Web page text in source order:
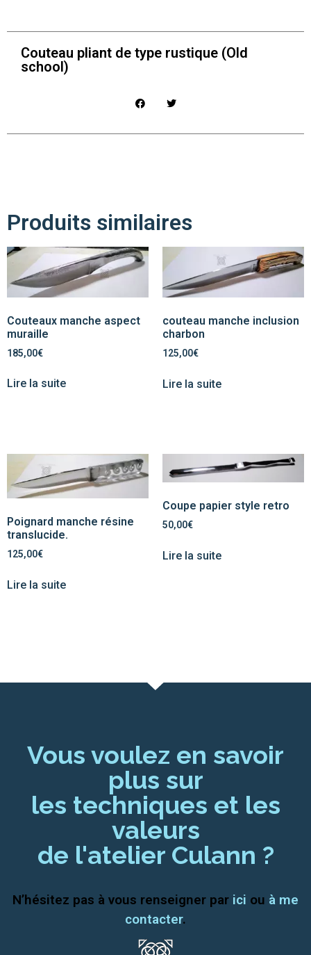
Couteau pliant de type rustique (Old
school)
Produits similaires
Couteaux manche aspect
muraille
185,00€
Lire la suite
couteau manche inclusion
charbon
125,00€
Lire la suite
Poignard manche résine
translucide.
125,00€
Lire la suite
Coupe papier style retro
50,00€
Lire la suite
Vous voulez en savoir
plus sur
les techniques et les
valeurs
de l'atelier Culann ?
N’hésitez pas à vous renseigner par ici ou à me
contacter.